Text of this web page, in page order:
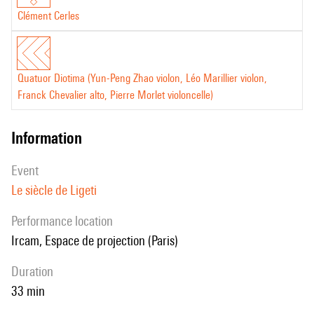
Clément Cerles
Quatuor Diotima (Yun-Peng Zhao violon, Léo Marillier violon,
Franck Chevalier alto, Pierre Morlet violoncelle)
information
event
Le siècle de Ligeti
performance location
Ircam, Espace de projection (Paris)
duration
33 min